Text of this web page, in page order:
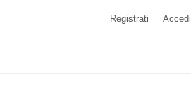
Registrati Accedi